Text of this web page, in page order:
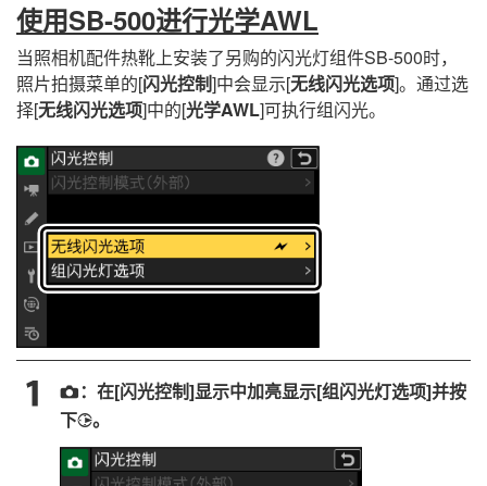
使用SB‑500进行光学AWL
当照相机配件热靴上安装了另购的闪光灯组件SB-500时，
照片拍摄菜单的[闪光控制]中会显示[无线闪光选项]。通过选
择[无线闪光选项]中的[光学AWL]可执行组闪光。
C ：在[闪光控制]显示中加亮显示[组闪光灯选项]并按
下2。